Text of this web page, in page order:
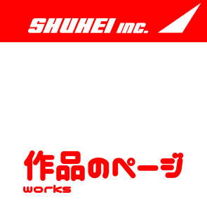
作品のページ
works